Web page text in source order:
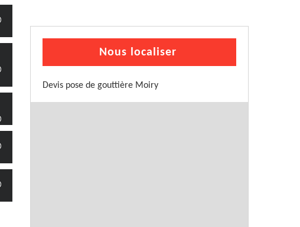
Nous localiser
Devis pose de gouttière Moiry